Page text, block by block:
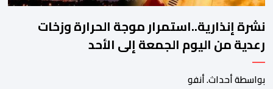
نشرة إنذارية..استمرار موجة الحرارة وزخات
رعدية من اليوم الجمعة إلى الأحد
بواسطة أحداث. أنفو